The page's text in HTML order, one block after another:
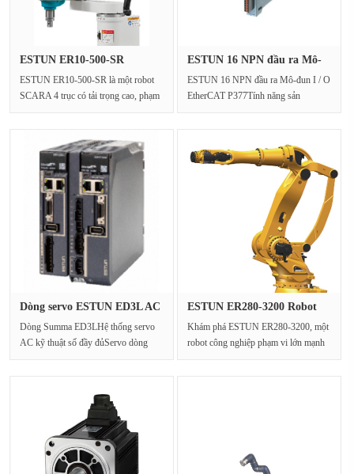
ESTUN ER10-500-SR
ESTUN ER10-500-SR là một robot
SCARA 4 trục có tải trọng cao, phạm
ESTUN 16 NPN đầu ra Mô-
ESTUN 16 NPN đầu ra Mô-đun I / O
EtherCAT P377Tính năng sản
Dòng servo ESTUN ED3L AC
Dòng Summa ED3LHệ thống servo
AC kỹ thuật số đầy đủServo dòng
ESTUN ER280-3200 Robot
Khám phá ESTUN ER280-3200, một
robot công nghiệp phạm vi lớn mạnh